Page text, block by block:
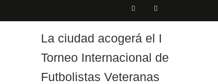
declarado este miércoles en San Roque
¡Manténgase alerta! (31 °C o más) Del domingo 9
al martes 11 de agosto, todo el día
Reunión para cerrar los últimos flecos de la
Estabilizado el incendio que ha afectado Pasada
La ciudad acogerá el I
Torneo Internacional de
Futbolistas Veteranas